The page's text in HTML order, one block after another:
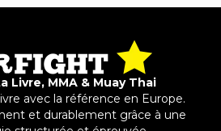
Livre, MMA & Muay Thai
avec la référence en Europe.
et durablement grâce à une